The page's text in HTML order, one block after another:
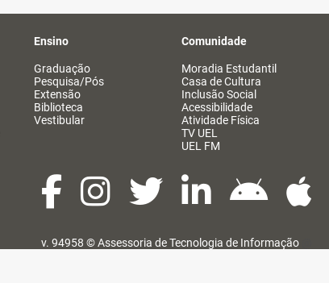
Ensino
Graduação
Pesquisa/Pós
Extensão
Biblioteca
Vestibular
Comunidade
Moradia Estudantil
Casa de Cultura
Inclusão Social
Acessibilidade
Atividade Física
TV UEL
UEL FM
v. 94958 ©Assessoria de Tecnologia de Informação